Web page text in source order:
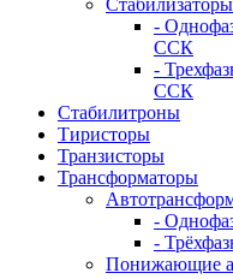
-
ССК
-
ССК
Стабилитроны
Тиристоры
Транзисторы
Трансформаторы
-
-
Понижающие